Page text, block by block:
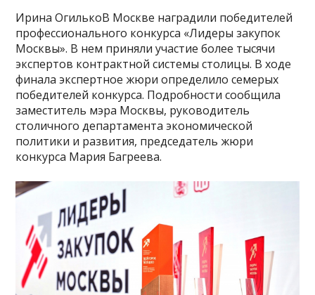
Ирина ОгилькоВ Москве наградили победителей
профессионального конкурса «Лидеры закупок
Москвы». В нем приняли участие более тысячи
экспертов контрактной системы столицы. В ходе
финала экспертное жюри определило семерых
победителей конкурса. Подробности сообщила
заместитель мэра Москвы, руководитель
столичного департамента экономической
политики и развития, председатель жюри
конкурса Мария Багреева.